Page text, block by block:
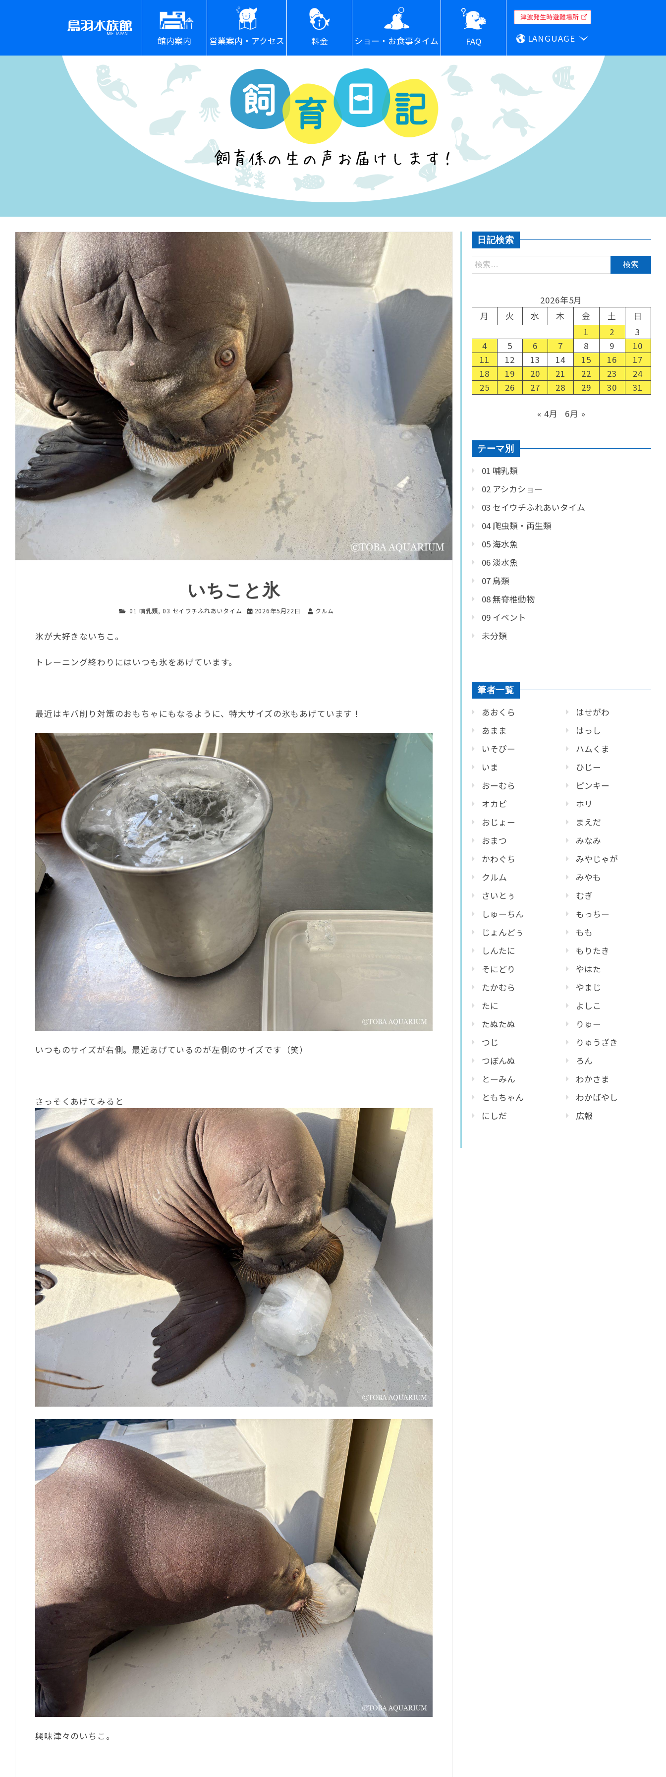
館内案内 営業案内・アクセス 料金 ショー・お食事タイム FAQ LANGUAGE
いちこと氷
01 哺乳類, 03 セイウチふれあいタイム 2026年5月22日 クルム
氷が大好きないちこ。
トレーニング終わりにはいつも氷をあげています。
最近はキバ削り対策のおもちゃにもなるように、特大サイズの氷もあげています！
いつものサイズが右側。最近あげているのが左側のサイズです（笑）
さっそくあげてみると
興味津々のいちこ。
日記検索
2026年5月
月
火 水 木 金 土
日
1
2
3
4
5 6 7 8 9
10
11
12 13 14 15 16
17
18
19 20 21 22 23
24
25
26 27 28 29 30 31
« 4月 6月 »
テーマ別
01 哺乳類
02 アシカショー
03 セイウチふれあいタイム
04 爬虫類・両生類
05 海水魚
06 淡水魚
07 鳥類
08 無脊椎動物
09 イベント
未分類
筆者一覧
あおくら
あまま
いそぴー
いま
おーむら
オカピ
おじょー
おまつ
かわぐち
クルム
さいとぅ
しゅーちん
じょんどぅ
しんたに
そにどり
たかむら
たに
たぬたぬ
つじ
つぼんぬ
とーみん
ともちゃん
にしだ
はせがわ
はっし
ハムくま
ひじー
ピンキー
ホリ
まえだ
みなみ
みやじゃが
みやも
むぎ
もっちー
もも
もりたき
やはた
やまじ
よしこ
りゅー
りゅうざき
ろん
わかさま
わかばやし
広報